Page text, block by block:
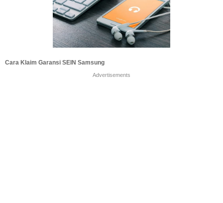
Cara Klaim Garansi SEIN Samsung
Advertisements